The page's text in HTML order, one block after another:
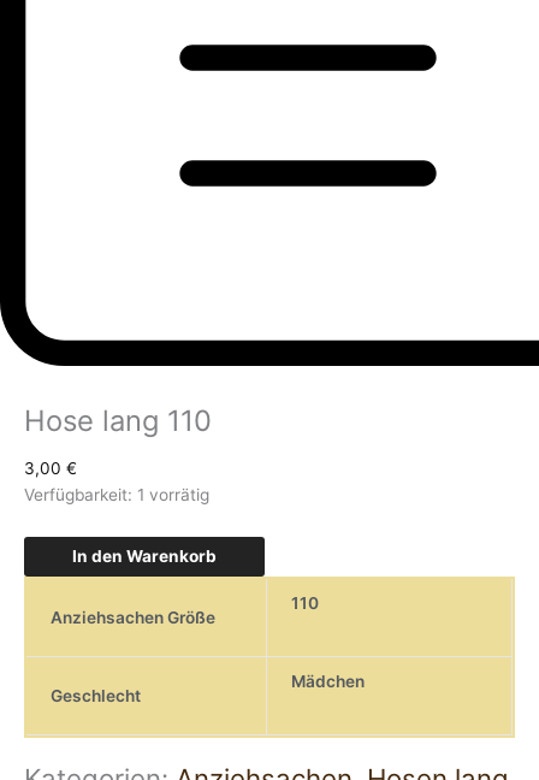
Hose lang 110
3,00 €
Verfügbarkeit: 1 vorrätig
In den Warenkorb
Anziehsachen Größe
110
Geschlecht
Mädchen